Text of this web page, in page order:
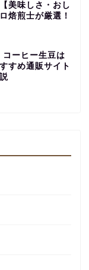
美味しさ・おし
焙煎士が厳選！
コーヒー生豆は
すめ通販サイト
フェ
の一
り方